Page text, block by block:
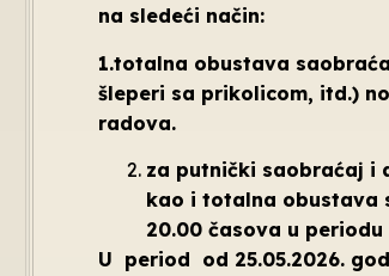
na sledeći način:
1.totalna obustava
šleperi sa prikolicom, itd.)
radova.
za putnički saobraćaj i
kao i totalna obustava
20.00 časova u periodu
U period od 25.05.2026.